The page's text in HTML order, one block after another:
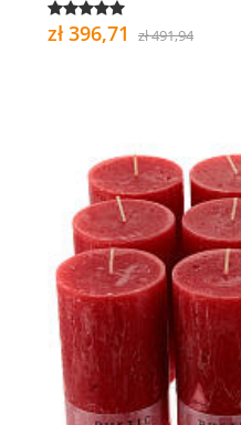
zł 396,71 zł 491,94